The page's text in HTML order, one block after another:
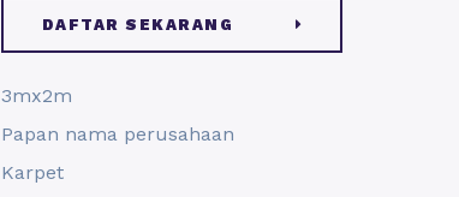
DAFTAR SEKARANG
3mx2m
Papan nama perusahaan
Karpet